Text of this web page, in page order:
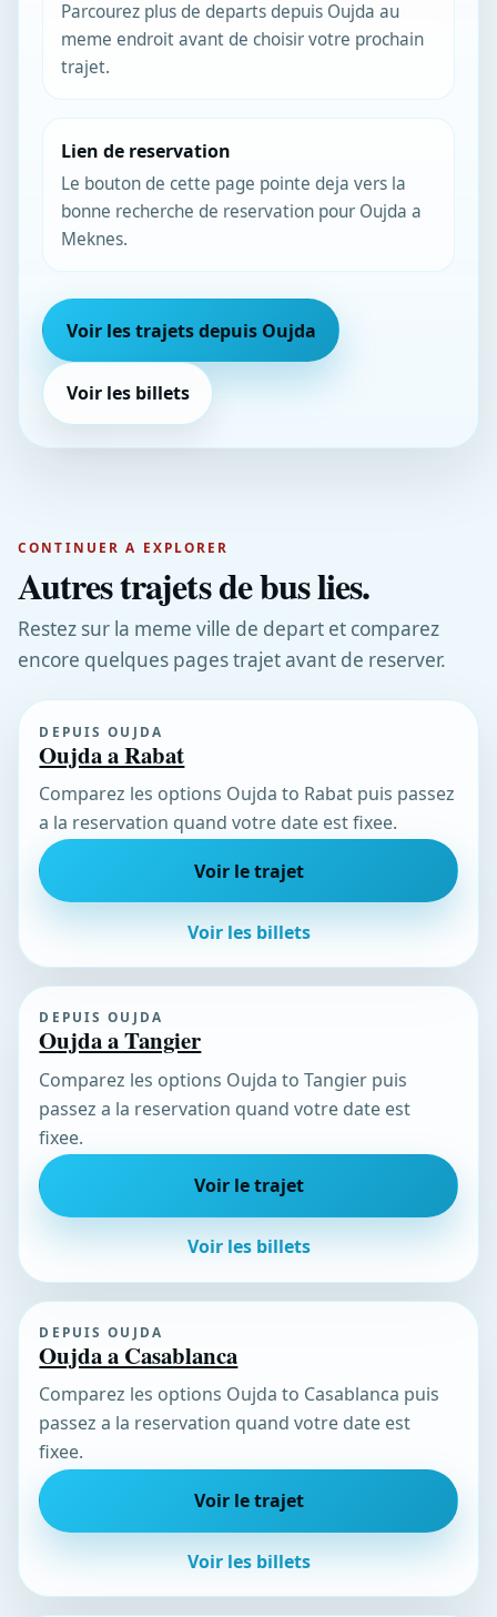
Parcourez plus de departs depuis Oujda au
meme endroit avant de choisir votre prochain
trajet.
Lien de reservation
Le bouton de cette page pointe deja vers la
bonne recherche de reservation pour Oujda a
Meknes.
Voir les trajets depuis Oujda
Voir les billets
CONTINUER A EXPLORER
Autres trajets de bus lies.
Restez sur la meme ville de depart et comparez
encore quelques pages trajet avant de reserver.
DEPUIS OUJDA
Oujda a Rabat
Comparez les options Oujda to Rabat puis passez
a la reservation quand votre date est fixee.
Voir le trajet
Voir les billets
DEPUIS OUJDA
Oujda a Tangier
Comparez les options Oujda to Tangier puis
passez a la reservation quand votre date est
fixee.
Voir le trajet
Voir les billets
DEPUIS OUJDA
Oujda a Casablanca
Comparez les options Oujda to Casablanca puis
passez a la reservation quand votre date est
fixee.
Voir le trajet
Voir les billets